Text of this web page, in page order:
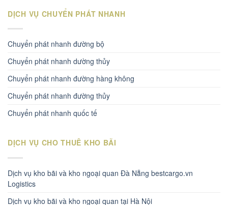
DỊCH VỤ CHUYỂN PHÁT NHANH
Chuyển phát nhanh đường bộ
Chuyển phát nhanh dường thủy
Chuyển phát nhanh đường hàng không
Chuyển phát nhanh đường thủy
Chuyển phát nhanh quốc tế
DỊCH VỤ CHO THUÊ KHO BÃI
Dịch vụ kho bãi và kho ngoại quan Đà Nẵng bestcargo.vn
Logistics
Dịch vụ kho bãi và kho ngoại quan tại Hà Nội